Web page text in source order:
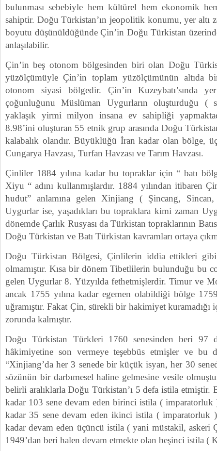
bulunması sebebiyle hem kültürel hem ekonomik
sahiptir. Doğu Türkistan’ın jeopolitik konumu, yer altı
boyutu düşünüldüğünde Çin’in Doğu Türkistan
anlaşılabilir.
Çin’in beş otonom bölgesinden biri olan Doğu
yüzölçümüyle Çin’in toplam yüzölçümünün altıda
otonom siyasi bölgedir. Çin’in Kuzeybatı’sında
çoğunluğunu Müslüman Uygurların oluşturduğu (
yaklaşık yirmi milyon insana ev sahipliği
8.98’ini oluşturan 55 etnik grup arasında Doğu
kalabalık olandır. Büyüklüğü İran kadar olan bölge,
Cungarya Havzası, Turfan Havzası ve Tarım Havzası.
Çinliler 1884 yılına kadar bu topraklar için “ batı
Xiyu “ adını kullanmışlardır. 1884 yılından itibaren
hudut” anlamına gelen Xinjiang ( Şincang,
Uygurlar ise, yaşadıkları bu topraklara kimi zaman
dönemde Çarlık Rusyası da Türkistan topraklarının
Doğu Türkistan ve Batı Türkistan kavramları ortaya
Doğu Türkistan Bölgesi, Çinlilerin iddia ettikleri
olmamıştır. Kısa bir dönem Tibetlilerin bulunduğu bu
gelen Uygurlar 8. Yüzyılda fethetmişlerdir. Timur ve
ancak 1755 yılına kadar egemen olabildiği bölge
uğramıştır. Fakat Çin, sürekli bir hakimiyet kuramadığı
zorunda kalmıştır.
Doğu Türkistan Türkleri 1760 senesinden beri 97
hâkimiyetine son vermeye teşebbüs etmişler ve bu
“Xinjiang’da her 3 senede bir küçük isyan, her 30
sözünün bir darbımesel haline gelmesine vesile
belirli aralıklarla Doğu Türkistan’ı 5 defa istila etmiştir.
kadar 103 sene devam eden birinci istila ( imparatorluk
kadar 35 sene devam eden ikinci istila ( imparatorluk
kadar devam eden üçüncü istila ( yani müstakil,
1949’dan beri halen devam etmekte olan beşinci istila (